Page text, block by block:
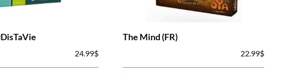
24.99$
The Mind (FR)
22.99$